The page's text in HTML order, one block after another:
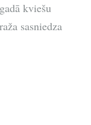
kviešu
sasniedza